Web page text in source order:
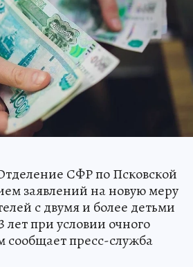
СФР по Псковской
заявлений на новую меру
с двумя и более детьми
лет при условии очного
сообщает пресс-служба